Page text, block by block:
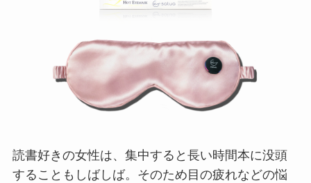
読書好きの女性は、集中すると長い時間本に没頭
することもしばしば。そのため目の疲れなどの悩